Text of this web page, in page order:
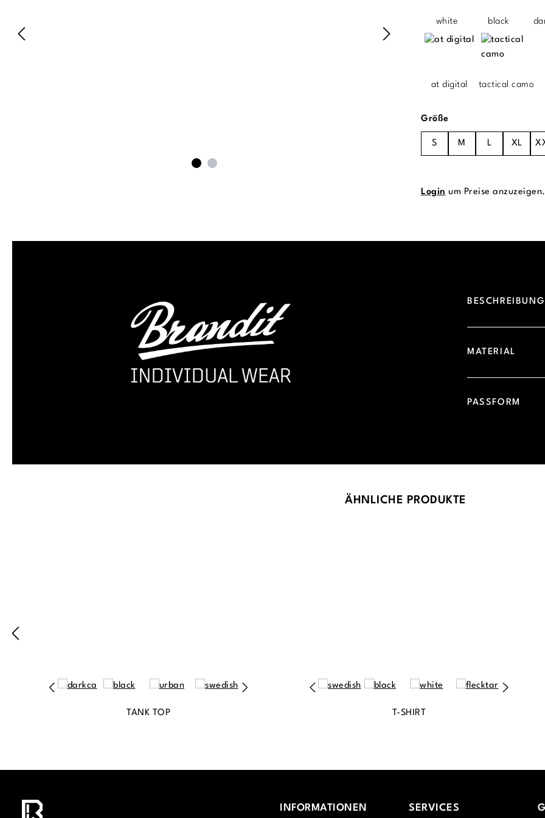
white black
at digital tactical camo
Größeauswählen
S M L XL
Login um Preise anzuzeigen.
BESCHREIBUNG
MATERIAL
PASSFORM
ÄHNLICHE PRODUKTE
TANK TOP T-SHIRT
INFORMATIONEN SERVICES